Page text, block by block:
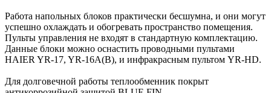
Работа напольных блоков практически бесшумна, и они могут
успешно охлаждать и обогревать пространство помещения.
Пульты управления не входят в стандартную комплектацию.
Данные блоки можно оснастить проводными пультами
HAIER YR-17, YR-16A(B), и инфракрасным пультом YR-HD.
Для долговечной работы теплообменник покрыт